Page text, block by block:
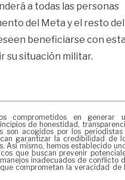
a todas las personas
del Meta y el resto del
beneficiarse con
su situación militar.
comprometidos en generar
de honestidad,
son acogidos por los periodistas
garantizar la credibilidad de
Así mismo, hemos establecido
que buscan prevenir
inadecuados de conflicto
comprometan la veracidad de